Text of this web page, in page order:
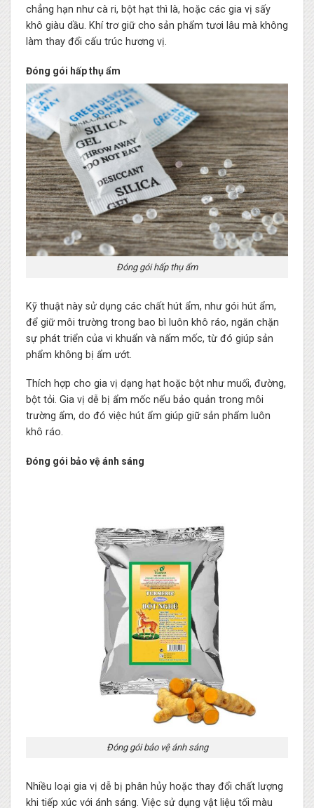
chẳng hạn như cà ri, bột hạt thì là, hoặc các gia vị sấy
khô giàu dầu. Khí trơ giữ cho sản phẩm tươi lâu mà không
làm thay đổi cấu trúc hương vị.
Đóng gói hấp thụ ẩm
Đóng gói hấp thụ ẩm
Kỹ thuật này sử dụng các chất hút ẩm, như gói hút ẩm,
để giữ môi trường trong bao bì luôn khô ráo, ngăn chặn
sự phát triển của vi khuẩn và nấm mốc, từ đó giúp sản
phẩm không bị ẩm ướt.
Thích hợp cho gia vị dạng hạt hoặc bột như muối, đường,
bột tỏi. Gia vị dễ bị ẩm mốc nếu bảo quản trong môi
trường ẩm, do đó việc hút ẩm giúp giữ sản phẩm luôn
khô ráo.
Đóng gói bảo vệ ánh sáng
Đóng gói bảo vệ ánh sáng
Nhiều loại gia vị dễ bị phân hủy hoặc thay đổi chất lượng
khi tiếp xúc với ánh sáng. Việc sử dụng vật liệu tối màu